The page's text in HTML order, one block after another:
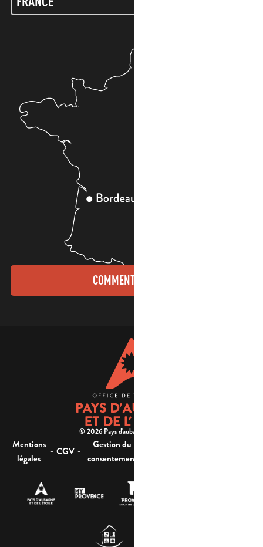
COMMENT VENIR ?
© 2026 Pays d'aubagne et de l'étoile -
Mentions
légales
- CGV -
Gestion du
consentement